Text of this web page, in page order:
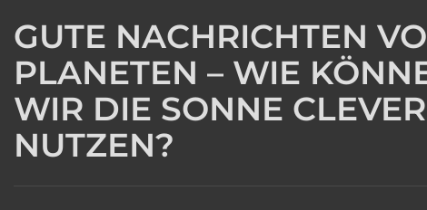
GUTE NACHRICHTEN
PLANETEN – WIE
WIR DIE SONNE CLEVER
NUTZEN?